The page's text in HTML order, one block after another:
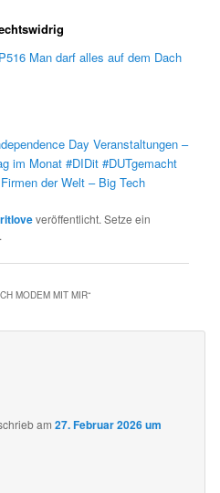
Man darf alles auf dem Dach
Day Veranstaltungen –
im Monat #DIDit #DUTgemacht
der Welt – Big Tech
veröffentlicht. Setze ein
.
MODEM MIT MIR“
am27. Februar 2026 um